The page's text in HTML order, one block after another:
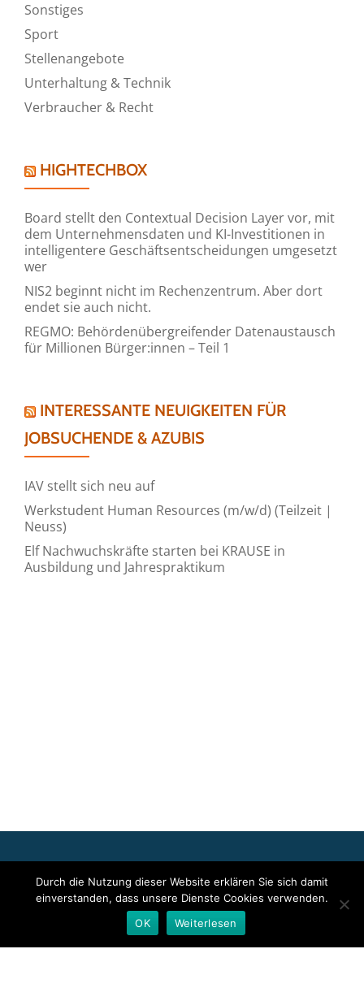
Sonstiges
Sport
Stellenangebote
Unterhaltung & Technik
Verbraucher & Recht
HIGHTECHBOX
Board stellt den Contextual Decision Layer vor, mit
dem Unternehmensdaten und KI-Investitionen in
intelligentere Geschäftsentscheidungen umgesetzt
wer
NIS2 beginnt nicht im Rechenzentrum. Aber dort
endet sie auch nicht.
REGMO: Behördenübergreifender Datenaustausch
für Millionen Bürger:innen – Teil 1
INTERESSANTE NEUIGKEITEN FÜR
JOBSUCHENDE & AZUBIS
IAV stellt sich neu auf
Werkstudent Human Resources (m/w/d) (Teilzeit |
Neuss)
Elf Nachwuchskräfte starten bei KRAUSE in
Ausbildung und Jahrespraktikum
Event bzw. das Stellenangebot sowie für das angezeigte Bild- und
Tonmaterial ist allein der jeweils angegebene Herausgeber
verantwortlich. Dieser ist in der Regel auch Urheber der
Pressetexte sowie der angehängten Bild-, Ton- und
Durch die Nutzung dieser Website erklären Sie sich damit
einverstanden, dass unsere Dienste Cookies verwenden.
OK
Weiterlesen